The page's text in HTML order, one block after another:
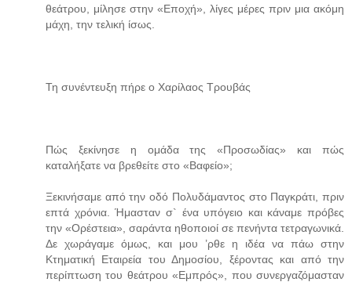
θεάτρου, μίλησε στην «Εποχή», λίγες μέρες πριν μια ακόμη
μάχη, την τελική ίσως.
Τη συνέντευξη πήρε ο Χαρίλαος Τρουβάς
Πώς ξεκίνησε η ομάδα της «Προσωδίας» και πώς
καταλήξατε να βρεθείτε στο «Βαφείο»;
Ξεκινήσαμε από την οδό Πολυδάμαντος στο Παγκράτι, πριν
επτά χρόνια. Ήμασταν σ` ένα υπόγειο και κάναμε πρόβες
την «Ορέστεια», σαράντα ηθοποιοί σε πενήντα τετραγωνικά.
Δε χωράγαμε όμως, και μου ’ρθε η ιδέα να πάω στην
Κτηματική Εταιρεία του Δημοσίου, ξέροντας και από την
περίπτωση του θεάτρου «Εμπρός», που συνεργαζόμασταν